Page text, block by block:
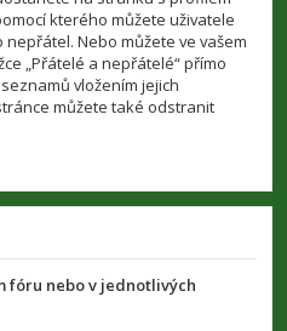
kterého můžete uživatele
Nebo můžete ve vašem
„Přátelé a nepřátelé“ přímo
vložením jejich
můžete také odstranit
fóru nebo v jednotlivých